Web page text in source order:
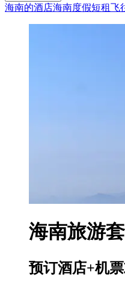
海南的酒店海南度假短租飞
海南旅游
预订酒店+机